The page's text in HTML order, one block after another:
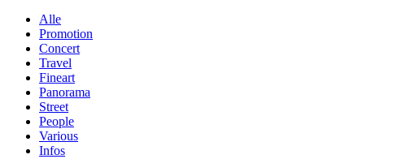
Alle
Promotion
Concert
Travel
Fineart
Panorama
Street
People
Various
Infos